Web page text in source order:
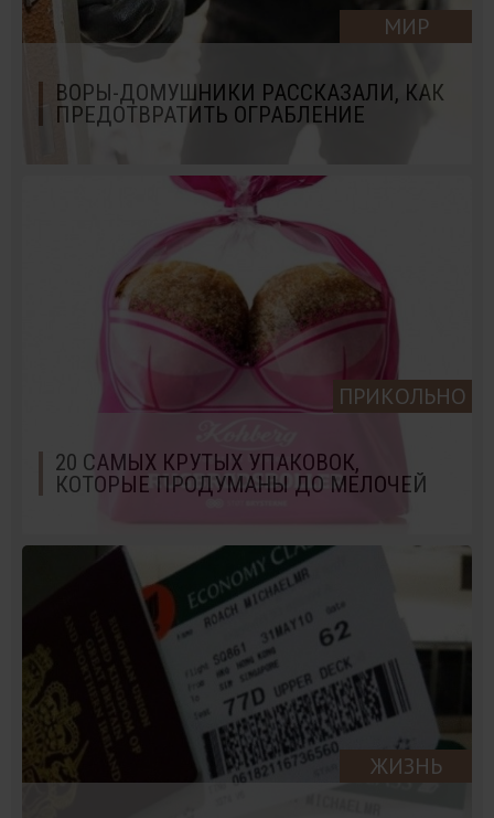
МИР
ВОРЫ-ДОМУШНИКИ РАССКАЗАЛИ, КАК
ПРЕДОТВРАТИТЬ ОГРАБЛЕНИЕ
ПРИКОЛЬНО
20 САМЫХ КРУТЫХ УПАКОВОК,
КОТОРЫЕ ПРОДУМАНЫ ДО МЕЛОЧЕЙ
ЖИЗНЬ